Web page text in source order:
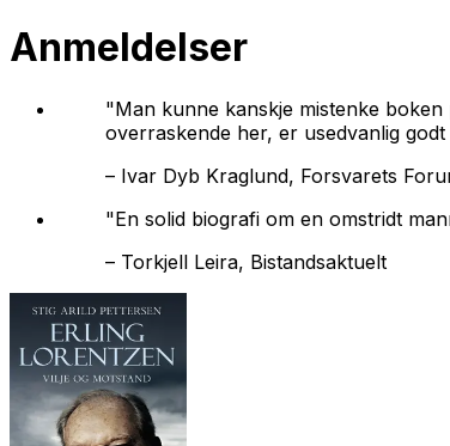
Anmeldelser
"Man kunne kanskje mistenke
overraskende her, er usedvanlig
– Ivar Dyb Kraglund, Forsvarets
"En solid biografi om en omstridt
– Torkjell Leira, Bistandsaktuelt